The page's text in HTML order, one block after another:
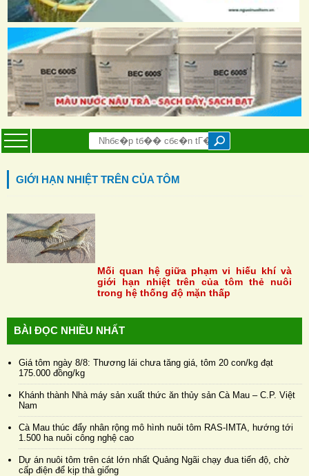
GIỚI HẠN NHIỆT TRÊN CỦA TÔM
Mối quan hệ giữa phạm vi hiếu khí và
giới hạn nhiệt trên của tôm thẻ nuôi
trong hệ thống độ mặn thấp
BÀI ĐỌC NHIỀU NHẤT
Giá tôm ngày 8/8: Thương lái chưa tăng giá, tôm 20 con/kg đạt
175.000 đồng/kg
Khánh thành Nhà máy sản xuất thức ăn thủy sản Cà Mau – C.P. Việt
Nam
Cà Mau thúc đẩy nhân rộng mô hình nuôi tôm RAS-IMTA, hướng tới
1.500 ha nuôi công nghệ cao
Dự án nuôi tôm trên cát lớn nhất Quảng Ngãi chạy đua tiến độ, chờ
cấp điện để kịp thả giống